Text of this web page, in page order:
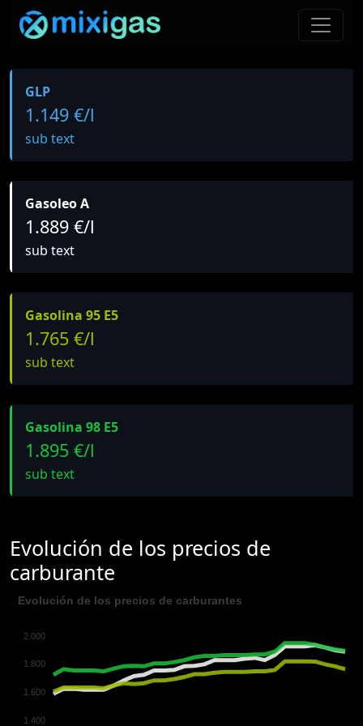
GLP
1.149 €/l
sub text
Gasoleo A
1.889 €/l
sub text
Gasolina 95 E5
1.765 €/l
sub text
Gasolina 98 E5
1.895 €/l
sub text
Evolución de los precios de
carburante
Evolución de los precios de carburantes
2.000
1.800
1.600
1.400